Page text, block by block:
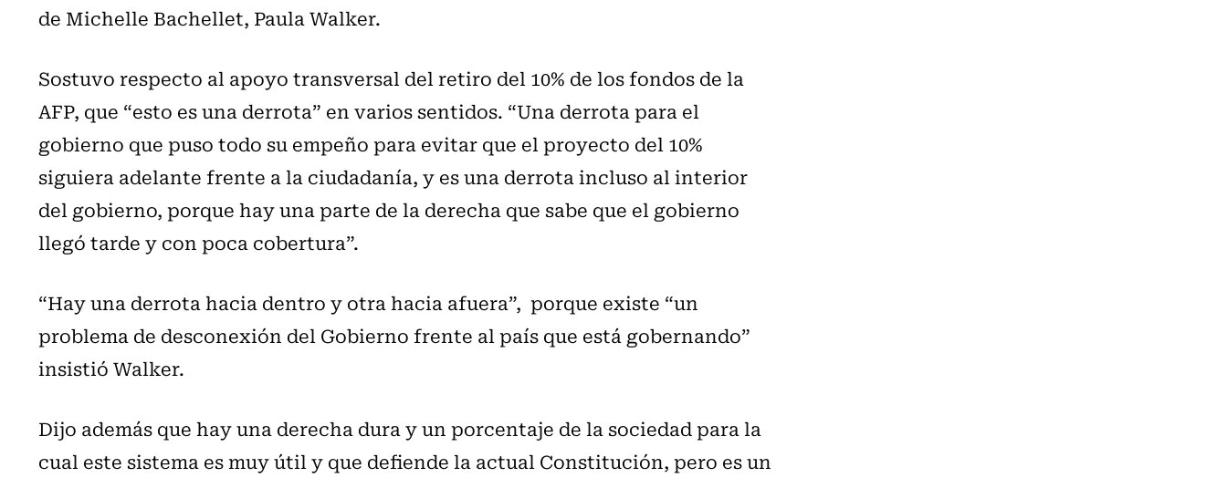
de Michelle Bachellet, Paula Walker.
Sostuvo respecto al apoyo transversal del retiro del 10% de los fondos de la
AFP, que “esto es una derrota” en varios sentidos. “Una derrota para el
gobierno que puso todo su empeño para evitar que el proyecto del 10%
siguiera adelante frente a la ciudadanía, y es una derrota incluso al interior
del gobierno, porque hay una parte de la derecha que sabe que el gobierno
llegó tarde y con poca cobertura”.
“Hay una derrota hacia dentro y otra hacia afuera”, porque existe “un
problema de desconexión del Gobierno frente al país que está gobernando”
insistió Walker.
Dijo además que hay una derecha dura y un porcentaje de la sociedad para la
cual este sistema es muy útil y que defiende la actual Constitución, pero es un